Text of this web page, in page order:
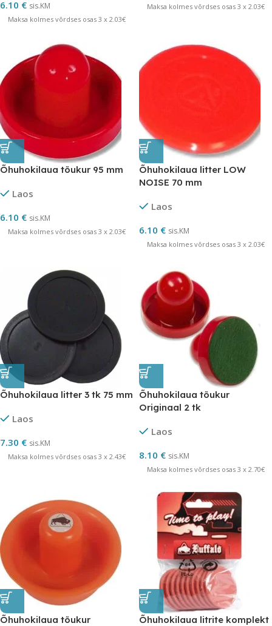
6.10 € sis.KM
Maksa kolmes võrdses osas 3 x 2.03€
Maksa kolmes võrdses osas 3 x 2.03€
Õhuhokilaua tõukur 95 mm
Laos
6.10 € sis.KM
Maksa kolmes võrdses osas 3 x 2.03€
Õhuhokilaua litter LOW
NOISE 70 mm
Laos
6.10 € sis.KM
Maksa kolmes võrdses osas 3 x 2.03€
Õhuhokilaua litter 3 tk 75 mm
Laos
7.30 € sis.KM
Maksa kolmes võrdses osas 3 x 2.43€
Õhuhokilaua tõukur
Originaal 2 tk
Laos
8.10 € sis.KM
Maksa kolmes võrdses osas 3 x 2.70€
Õhuhokilaua tõukur
Õhuhokilaua litrite komplekt